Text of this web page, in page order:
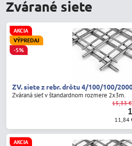
Zvárané siete
ZV. siete z rebr. drôtu 4/100/100/
AKCIA
VÝPREDAJ
-5%
Zváraná sieť v štandardnom rozmere 2x3m.
11,84
15,33 €
AKCIA